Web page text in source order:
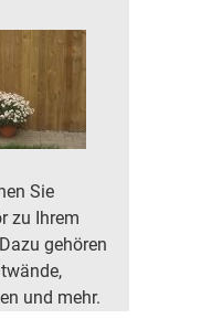
Sie
zu Ihrem
gehören
und mehr.